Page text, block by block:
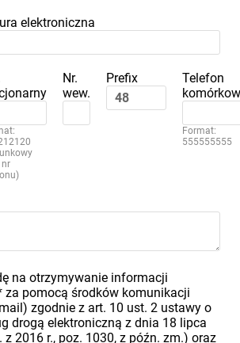
elektroniczna
nr
Nr.
wew.
Prefix
Telefon
Format:
555555555
na otrzymywanie informacji
za pomocą środków komunikacji
zgodnie z art. 10 ust. 2 ustawy o
drogą elektroniczną z dnia 18 lipca
z 2016 r., poz. 1030, z późn. zm.) oraz